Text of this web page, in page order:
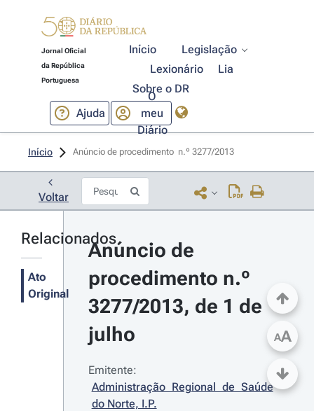
Jornal Oficial
da República
Portuguesa
Início
Legislação
Lexionário
Lia
Sobre o DR
Ajuda
O
meu
Diário
Início Anúncio de procedimento  n.º 3277/2013
Voltar
Relacionados
Ato
Original
Anúncio de
procedimento n.º
3277/2013, de 1 de
julho
Emitente:
Administração Regional de Saúde
do Norte, I.P.
AA